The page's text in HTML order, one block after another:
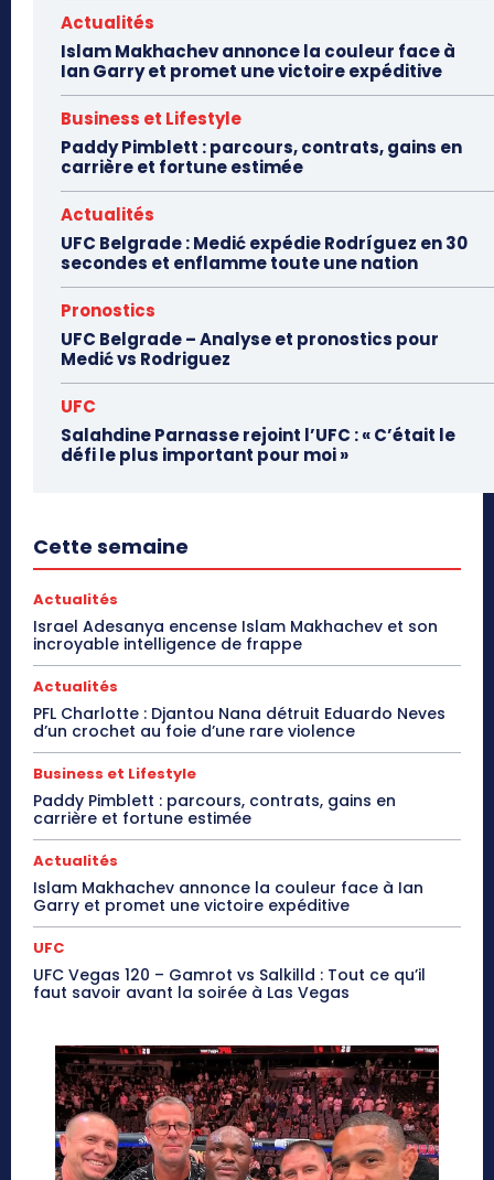
Actualités
Islam Makhachev annonce la couleur face à
Ian Garry et promet une victoire expéditive
Business et Lifestyle
Paddy Pimblett : parcours, contrats, gains en
carrière et fortune estimée
Actualités
UFC Belgrade : Medić expédie Rodríguez en 30
secondes et enflamme toute une nation
Pronostics
UFC Belgrade – Analyse et pronostics pour
Medić vs Rodriguez
UFC
Salahdine Parnasse rejoint l’UFC : « C’était le
défi le plus important pour moi »
Cette semaine
Actualités
Israel Adesanya encense Islam Makhachev et son
incroyable intelligence de frappe
Actualités
PFL Charlotte : Djantou Nana détruit Eduardo Neves
d’un crochet au foie d’une rare violence
Business et Lifestyle
Paddy Pimblett : parcours, contrats, gains en
carrière et fortune estimée
Actualités
Islam Makhachev annonce la couleur face à Ian
Garry et promet une victoire expéditive
UFC
UFC Vegas 120 – Gamrot vs Salkilld : Tout ce qu’il
faut savoir avant la soirée à Las Vegas